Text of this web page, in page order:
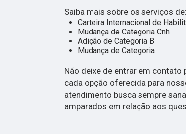
Saiba mais sobre os serviços de:
Carteira Internacional de
Mudança de Categoria Cnh
Adição de Categoria B
Mudança de Categoria
Não deixe de entrar em
cada opção oferecida para
atendimento busca sempre
amparados em relação aos